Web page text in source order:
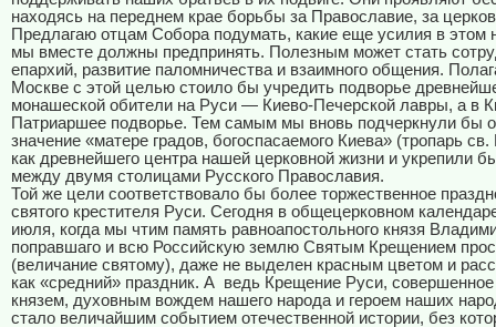
находясь на переднем крае борьбы за Православие, за
Предлагаю отцам Собора подумать, какие еще усилия в этом
мы вместе должны предпринять. Полезным может стать
епархий, развитие паломничества и взаимного общения.
Москве с этой целью стоило бы учредить подворье
монашеской обители на Руси — Киево-Печерской лавры, а в
Патриаршее подворье. Тем самым мы вновь подчеркнули бы
значение «матере градов, богоспасаемого Киева» (тропарь
как древнейшего центра нашей церковной жизни и укрепили
между двумя столицами Русского Православия.
Той же цели соответствовало бы более торжественное
святого крестителя Руси. Сегодня в общецерковном
июля, когда мы чтим память равноапостольного князя
поправшаго и всю Российскую землю Святым Крещением
(величание святому), даже не выделен красным цветом и
как «средний» праздник. А ведь Крещение Руси,
князем, духовным вождем нашего народа и героем наших
стало величайшим событием отечественной истории, без